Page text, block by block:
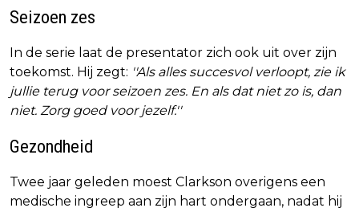
Seizoen zes
In de serie laat de presentator zich ook uit over zijn
toekomst. Hij zegt: ''Als alles succesvol verloopt, zie ik
jullie terug voor seizoen zes. En als dat niet zo is, dan
niet. Zorg goed voor jezelf.''
Gezondheid
Twee jaar geleden moest Clarkson overigens een
medische ingreep aan zijn hart ondergaan, nadat hij